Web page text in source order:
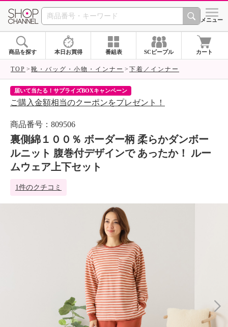
SHOP CHANNEL シメニュー
商品を探す 本日お買得 番組表 SCピープル カート
TOP 靴・バッグ・小物・インナー 下着／インナー
届いて当たる！サプライズBOXキャンペーン
ご購入金額相当のクーポンをプレゼント！
商品番号：809506
裏側綿１００％ ボーダー柄 柔らかダンボー
ルニット 腹巻付デザインで あったか！ ルー
ムウェア上下セット
1件のクチコミ